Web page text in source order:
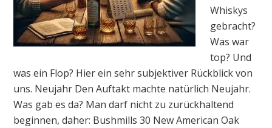
Whiskys
gebracht?
Was war
top? Und
was ein Flop? Hier ein sehr subjektiver Rückblick von
uns. Neujahr Den Auftakt machte natürlich Neujahr.
Was gab es da? Man darf nicht zu zurückhaltend
beginnen, daher: Bushmills 30 New American Oak